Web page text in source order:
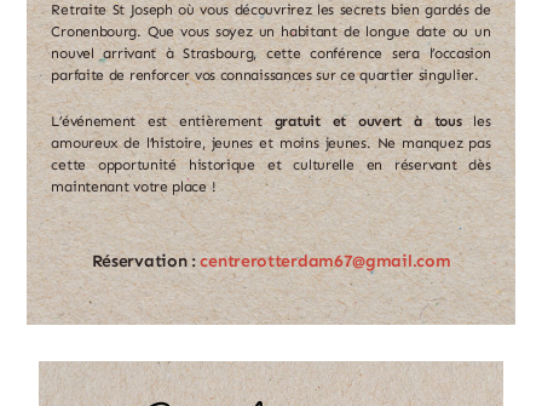
Retraite St Joseph où vous découvrirez les secrets bien gardés de
Cronenbourg. Que vous soyez un habitant de longue date ou un
nouvel arrivant à Strasbourg, cette conférence sera l’occasion
parfaite de renforcer vos connaissances sur ce quartier singulier.
L’événement est entièrement gratuit et ouvert à tousles
amoureux de l’histoire, jeunes et moins jeunes. Ne manquez pas
cette opportunité historique et culturelle en réservant dès
maintenant votre place !
Réservation :centrerotterdam67@gmail.com